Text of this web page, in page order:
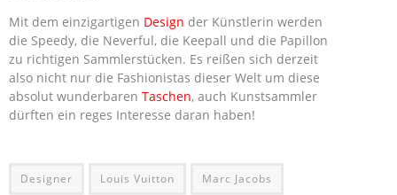
Mit dem einzigartigen Design der Künstlerin werden
die Speedy, die Neverful, die Keepall und die Papillon
zu richtigen Sammlerstücken. Es reißen sich derzeit
also nicht nur die Fashionistas dieser Welt um diese
absolut wunderbaren Taschen, auch Kunstsammler
dürften ein reges Interesse daran haben!
Designer Louis Vuitton Marc Jacobs